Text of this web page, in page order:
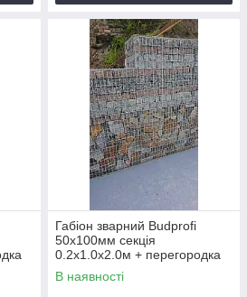
живого, але і чудово
габіон своїми
із зведенням
– отримуючи надійну,
зберегти значні кошти,
до 50-60% у порівнянні з
він чудово справляється із
він розсіюється,
перешкоду на своєму
Габіон зварний Budprofi
50х100мм секція
0.2х1.0х2.0м + перегородка
оцинкований для огорожі
В наявності